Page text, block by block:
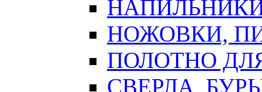
НОЖОВКИ,
ПОЛОТНО
СВЕРЛА,